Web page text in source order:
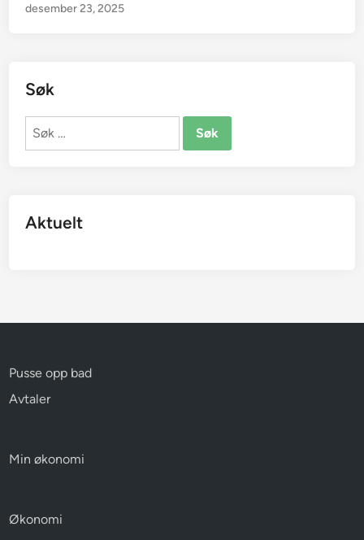
desember 23, 2025
Søk
Søk
Aktuelt
Pusse opp bad
Avtaler
Min økonomi
Økonomi